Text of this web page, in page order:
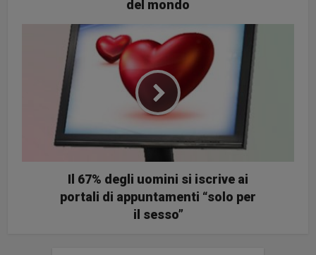
del mondo
Il 67% degli uomini si iscrive ai
portali di appuntamenti “solo per
il sesso”